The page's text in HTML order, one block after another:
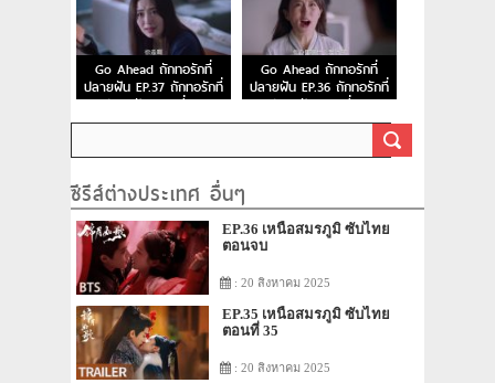
Go Ahead ถักทอรักที่
ปลายฝัน EP.37 ถักทอรักที่
ปลายฝัน ตอนที่ 37
Go Ahead ถักทอรักที่
ปลายฝัน EP.36 ถักทอรักที่
ปลายฝัน ตอนที่ 36
ซีรีส์ต่างประเทศ อื่นๆ
EP.36 เหนือสมรภูมิ ซับไทย
ตอนจบ
: 20 สิงหาคม 2025
EP.35 เหนือสมรภูมิ ซับไทย
ตอนที่ 35
: 20 สิงหาคม 2025